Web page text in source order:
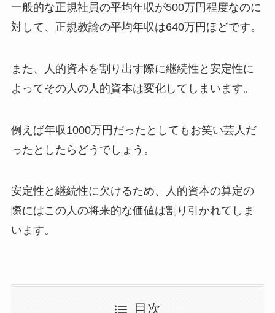
一般的な正規社員の平均年収が500万円程度なのに
対して、正規教諭の平均年収は640万円ほどです。
また、人的資本を割り出す際に継続性と安定性に
よってその人の人的資本は変化してしまいます。
例えば年収1000万円だったとしてもお笑い芸人だ
ったとしたらどうでしょう。
安定性と継続性に欠けるため、人的資本の算定の
際にはこの人の将来的な価値は割り引かれてしま
います。
目次